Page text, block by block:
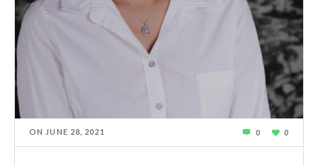
ON JUNE 28, 2021 0 0